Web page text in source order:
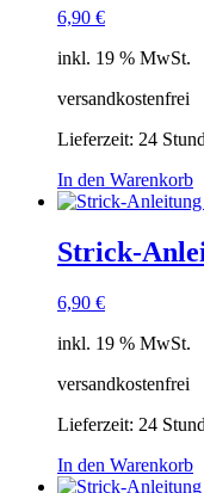
6,90 €
inkl. 19 % MwSt.
versandkostenfrei
Lieferzeit: 24
In den Warenkorb
Strick-
6,90 €
inkl. 19 % MwSt.
versandkostenfrei
Lieferzeit: 24
In den Warenkorb